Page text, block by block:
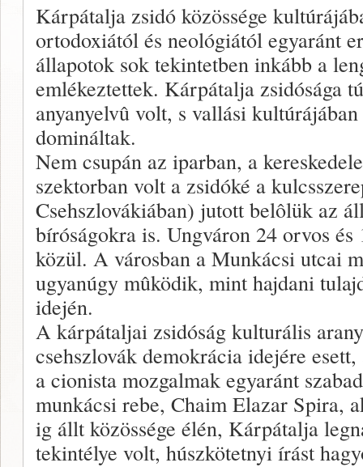
Kárpátalja zsidó közössége
ortodoxiától és neológiától egyaránt
állapotok sok tekintetben inkább a
emlékeztettek. Kárpátalja zsidósága
anyanyelvû volt, s vallási
domináltak.
Nem csupán az iparban, a
szektorban volt a zsidóké a
Csehszlovákiában) jutott belôlük az
bíróságokra is. Ungváron 24 orvos
közül. A városban a Munkácsi utcai
ugyanúgy mûködik, mint hajdani
idején.
A kárpátaljai zsidóság kulturális
csehszlovák demokrácia idejére
a cionista mozgalmak egyaránt
munkácsi rebe, Chaim Elazar Spira,
ig állt közössége élén, Kárpátalja
tekintélye volt, húszkötetnyi írást